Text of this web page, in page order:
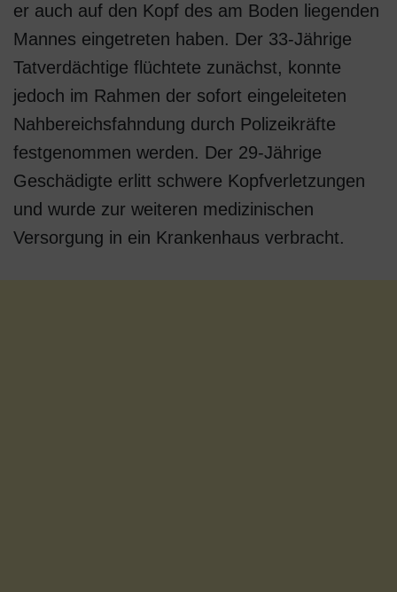
er auch auf den Kopf des am Boden liegenden
Mannes eingetreten haben. Der 33-Jährige
Tatverdächtige flüchtete zunächst, konnte
jedoch im Rahmen der sofort eingeleiteten
Nahbereichsfahndung durch Polizeikräfte
festgenommen werden. Der 29-Jährige
Geschädigte erlitt schwere Kopfverletzungen
und wurde zur weiteren medizinischen
Versorgung in ein Krankenhaus verbracht.